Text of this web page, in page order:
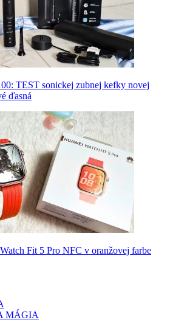
TEST sonickej zubnej kefky novej
ďasná
Fit 5 Pro NFC v oranžovej farbe
MÁGIA